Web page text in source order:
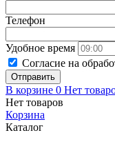
Телефон
Удобное время
Согласие на
Отправить
В корзине 0 Нет
Нет товаров
Корзина
Каталог